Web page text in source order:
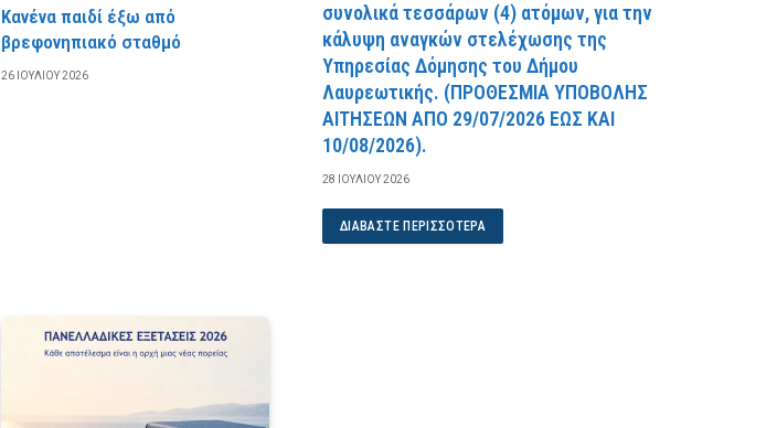
Κανένα παιδί έξω από
βρεφονηπιακό σταθμό
26 ΙΟΥΛΊΟΥ 2026
συνολικά τεσσάρων (4) ατόμων, για την
κάλυψη αναγκών στελέχωσης της
Υπηρεσίας Δόμησης του Δήμου
Λαυρεωτικής. (ΠPOΘEΣMIA YΠOBOΛHΣ
AITHΣEΩN AΠO 29/07/2026 EΩΣ KAI
10/08/2026).
28 ΙΟΥΛΊΟΥ 2026
ΔΙΑΒΆΣΤΕ ΠΕΡΙΣΣΌΤΕΡΑ